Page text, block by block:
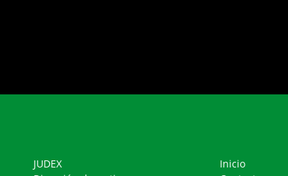
JUDEX
Inicio